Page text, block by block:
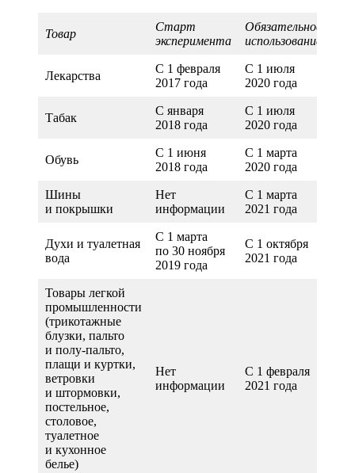
Товар
Старт
эксперимента
Обязательное
использование
Лекарства
С 1 февраля
2017 года
С 1 июля
2020 года
Табак
С января
2018 года
С 1 июля
2020 года
Обувь
С 1 июня
2018 года
С 1 марта
2020 года
Шины
и покрышки
Нет
информации
С 1 марта
2021 года
Духи и туалетная
вода
С 1 марта
по 30 ноября
2019 года
С 1 октября
2021 года
Товары легкой
промышленности
(трикотажные
блузки, пальто
и полу-пальто,
плащи и куртки,
ветровки
и штормовки,
постельное,
столовое,
туалетное
и кухонное
белье)
Нет
информации
С 1 февраля
2021 года